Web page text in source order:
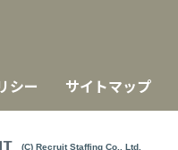
シー サイトマップ
(C) Recruit Staffing Co., Ltd.